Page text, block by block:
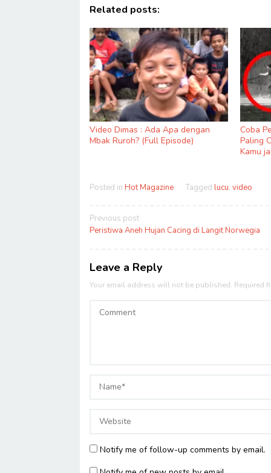
Related posts:
Video Dimas : Ada Apa dengan
Mbak Ruroh? (Full Episode)
Coba
Paling
Kamu
Posted in Hot Magazine Tagged lucu, video
Post
navigation
Previous post
Peristiwa Aneh Hujan Cacing di Langit Norwegia
Leave a Reply
Your email address will not be published. Required
Notify me of follow-up comments by email.